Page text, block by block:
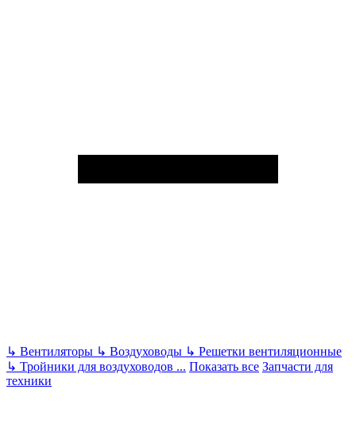
↳ Вентиляторы ↳ Воздуховоды ↳ Решетки вентиляционные
↳ Тройники для воздуховодов ... Показать все Запчасти для
техники